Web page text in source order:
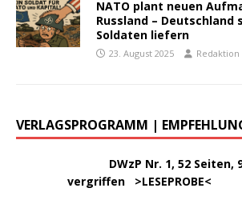
NATO plant neuen
Russland – Deutschland
Soldaten liefern
23. August 2025 Redaktion
VERLAGSPROGRAMM |
DWzP Nr. 1, 52 Seiten,
vergriffen >LESEPROBE<